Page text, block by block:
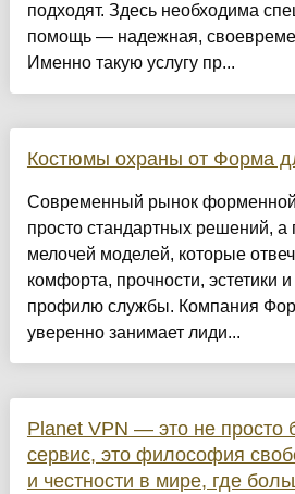
подходят. Здесь необходима
помощь — надежная,
Именно такую услугу пр...
Костюмы охраны от Форма
Современный рынок
просто стандартных решений,
мелочей моделей, которые
комфорта, прочности, эстетики и
профилю службы. Компания
уверенно занимает лиди...
Planet VPN — это не просто
сервис, это философия
и честности в мире, где